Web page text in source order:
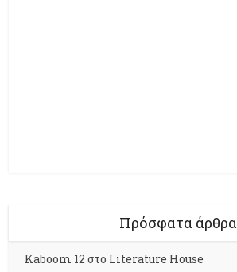
Πρόσφατα άρθρα
Kaboom 12 στο Literature House